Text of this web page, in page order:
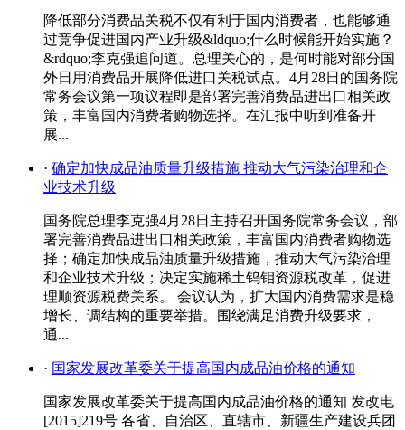
降低部分消费品关税不仅有利于国内消费者，也能够通
过竞争促进国内产业升级&ldquo;什么时候能开始实施？
&rdquo;李克强追问道。总理关心的，是何时能对部分国
外日用消费品开展降低进口关税试点。4月28日的国务院
常务会议第一项议程即是部署完善消费品进出口相关政
策，丰富国内消费者购物选择。在汇报中听到准备开
展...
· 确定加快成品油质量升级措施 推动大气污染治理和企
业技术升级
国务院总理李克强4月28日主持召开国务院常务会议，部
署完善消费品进出口相关政策，丰富国内消费者购物选
择；确定加快成品油质量升级措施，推动大气污染治理
和企业技术升级；决定实施稀土钨钼资源税改革，促进
理顺资源税费关系。 会议认为，扩大国内消费需求是稳
增长、调结构的重要举措。围绕满足消费升级要求，
通...
· 国家发展改革委关于提高国内成品油价格的通知
国家发展改革委关于提高国内成品油价格的通知 发改电
[2015]219号 各省、自治区、直辖市、新疆生产建设兵团